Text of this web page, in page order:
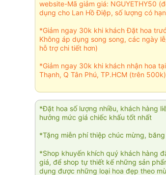
website-Mã giảm giá: NGUYETHY50
dụng cho Lan Hồ Điệp, số lượng có
*Giảm ngay 30k khi khách Đặt hoa
Không áp dụng song song, các ngày
hỗ trợ chi tiết hơn)
*Giảm ngay 30k khi khách nhận hoa
Thạnh, Q Tân Phú, TP.HCM (trên 500k)
*Đặt hoa số lượng nhiều, khách hàng
hưởng mức giá chiếc khấu tốt nhất
*Tặng miễn phí thiệp chúc mừng, băng
*Shop khuyến khích quý khách hàng
giá, để shop tự thiết kế những sản
dụng được những loại hoa đẹp theo